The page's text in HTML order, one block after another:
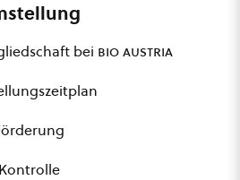
bei bio austria
Kontrolle